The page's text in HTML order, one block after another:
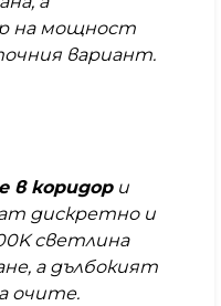
на мощност
вариант.
в коридори
дискретно и
светлина
а дълбокият
очите.